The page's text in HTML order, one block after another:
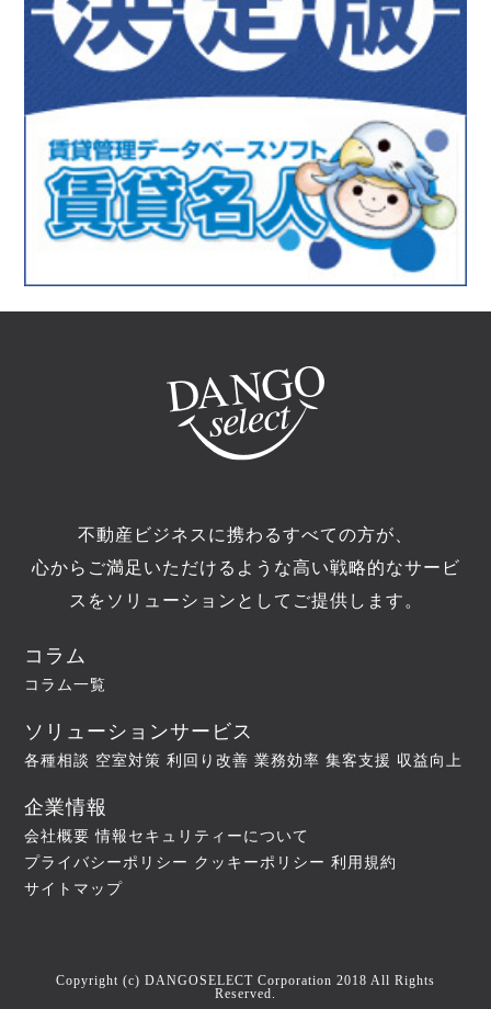
不動産ビジネスに携わるすべての方が、
心からご満足いただけるような高い戦略的なサービ
スをソリューションとしてご提供します。
コラム
コラム一覧
ソリューションサービス
各種相談 空室対策 利回り改善 業務効率 集客支援 収益向上
企業情報
会社概要 情報セキュリティーについて
プライバシーポリシー クッキーポリシー 利用規約
サイトマップ
Copyright (c) DANGOSELECT Corporation 2018 All Rights
Reserved.